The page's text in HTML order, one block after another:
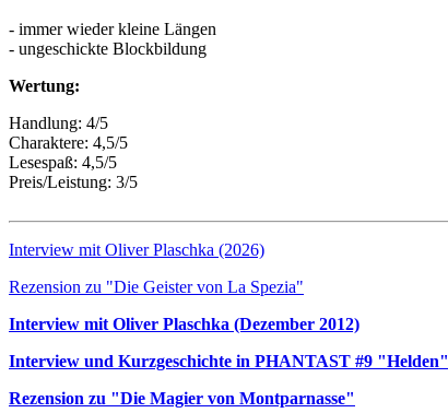
- immer wieder kleine Längen
- ungeschickte Blockbildung
Wertung:
Handlung: 4/5
Charaktere: 4,5/5
Lesespaß: 4,5/5
Preis/Leistung: 3/5
Interview mit Oliver Plaschka (2026)
Rezension zu "Die Geister von La Spezia"
Interview mit Oliver Plaschka (Dezember 2012)
Interview und Kurzgeschichte in PHANTAST #9 "Helden"
Rezension zu "Die Magier von Montparnasse"